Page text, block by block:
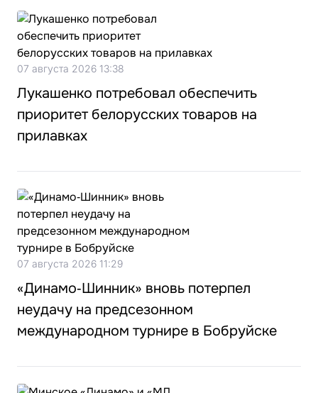
07 августа 2026 13:38
Лукашенко потребовал обеспечить
приоритет белорусских товаров на
прилавках
07 августа 2026 11:29
«Динамо‑Шинник» вновь потерпел
неудачу на предсезонном
международном турнире в Бобруйске